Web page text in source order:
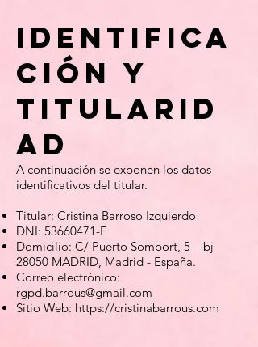
Identifica
ción y
Titularid
ad
A continuación se exponen los datos
identificativos del titular.
Titular: Cristina Barroso Izquierdo
DNI: 53660471-E
Domicilio: C/ Puerto Somport, 5 – bj
28050 MADRID, Madrid - España.
Correo electrónico:
rgpd.barrous@gmail.com
Sitio Web: https://cristinabarrous.com